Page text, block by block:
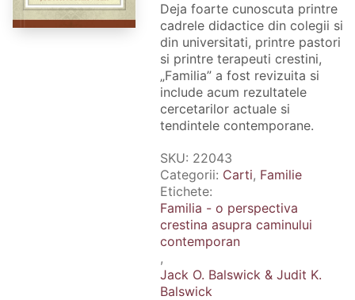
Deja foarte cunoscuta printre
cadrele didactice din colegii si
din universitati, printre pastori
si printre terapeuti crestini,
„Familia” a fost revizuita si
include acum rezultatele
cercetarilor actuale si
tendintele contemporane.
SKU: 22043
Categorii: Carti, Familie
Etichete:
Familia - o perspectiva
crestina asupra caminului
contemporan
,
Jack O. Balswick & Judit K.
Balswick